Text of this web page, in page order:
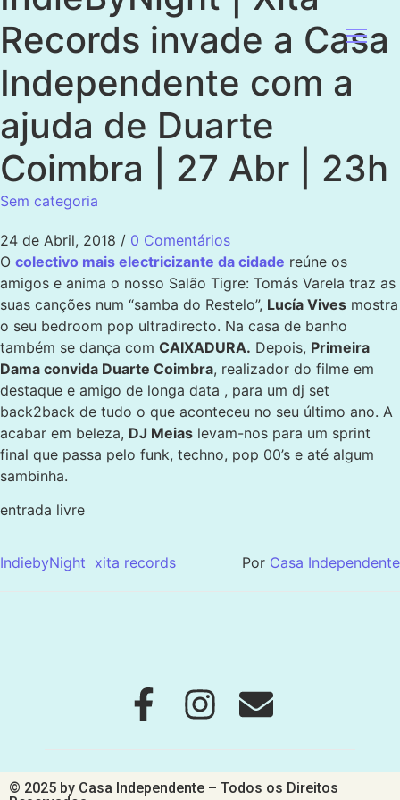
Records invade a Casa
Independente com a
ajuda de Duarte
Coimbra | 27 Abr | 23h
Sem categoria
24 de Abril, 2018 / 0 Comentários
O colectivo mais electricizante da cidade reúne os
amigos e anima o nosso Salão Tigre: Tomás Varela traz as
suas canções num “samba do Restelo”, Lucía Vives mostra
o seu bedroom pop ultradirecto. Na casa de banho
também se dança com CAIXADURA. Depois, Primeira
Dama convida Duarte Coimbra, realizador do filme em
destaque e amigo de longa data , para um dj set
back2back de tudo o que aconteceu no seu último ano. A
acabar em beleza, DJ Meias levam-nos para um sprint
final que passa pelo funk, techno, pop 00’s e até algum
sambinha.
entrada livre
IndiebyNight xita records Por Casa Independente
© 2025 by Casa Independente – Todos os Direitos